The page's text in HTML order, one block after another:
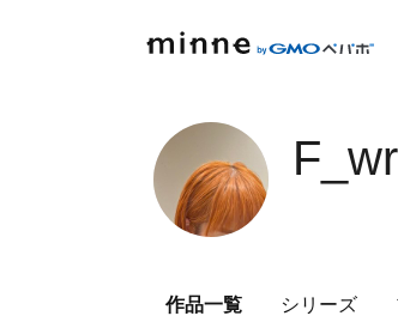
作品一覧 シリーズ